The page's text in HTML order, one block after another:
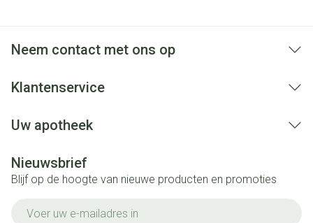
Neem contact met ons op
Klantenservice
Uw apotheek
Nieuwsbrief
Blijf op de hoogte van nieuwe producten en promoties